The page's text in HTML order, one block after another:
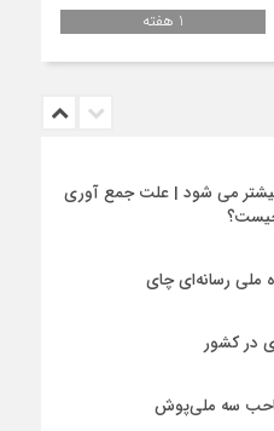
1 هفته
بیشتر می شود | علت جمع آوری
ملی رسانه‌ای چای
در کشور
سه ملی‌پوش